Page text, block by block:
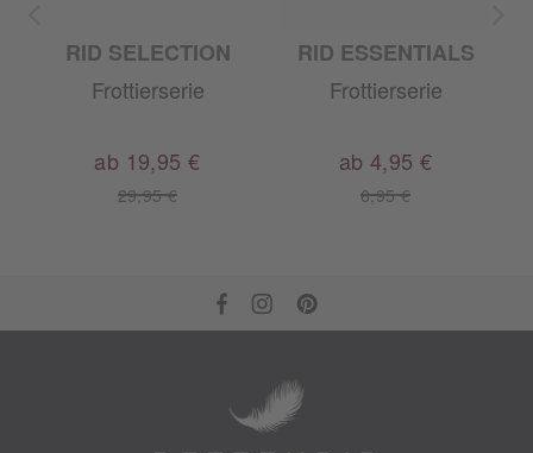
RID SELECTION
Frottierserie
29,95 €
ab 19,95 €
RID ESSENTIALS
Frottierserie
6,95 €
ab 4,95 €